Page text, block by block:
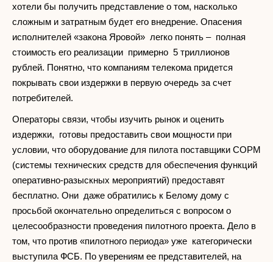
хотели бы получить представление о том, насколько
сложным и затратным будет его внедрение. Опасения
исполнителей «закона Яровой» легко понять – полная
стоимость его реализации примерно 5 триллионов
рублей. Понятно, что компаниям телекома придется
покрывать свои издержки в первую очередь за счет
потребителей.
Операторы связи, чтобы изучить рынок и оценить
издержки, готовы предоставить свои мощности при
условии, что оборудование для пилота поставщики СОРМ
(системы технических средств для обеспечения функций
оперативно-разыскных мероприятий) предоставят
бесплатно. Они даже обратились к Белому дому с
просьбой окончательно определиться с вопросом о
целесообразности проведения пилотного проекта. Дело в
том, что против «пилотного периода» уже категорически
выступила ФСБ. По уверениям ее представителей, на